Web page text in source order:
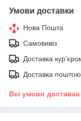
Умови доставки
Нова Пошта
Самовивіз
Доставка
Доставка поштою
Всі умови доставки